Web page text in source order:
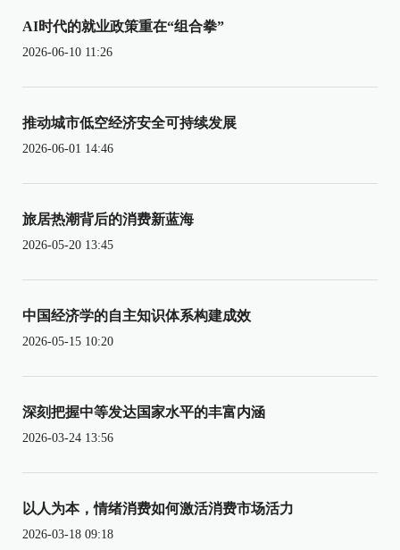
AI时代的就业政策重在“组合拳”
2026-06-10 11:26
推动城市低空经济安全可持续发展
2026-06-01 14:46
旅居热潮背后的消费新蓝海
2026-05-20 13:45
中国经济学的自主知识体系构建成效
2026-05-15 10:20
深刻把握中等发达国家水平的丰富内涵
2026-03-24 13:56
以人为本，情绪消费如何激活消费市场活力
2026-03-18 09:18